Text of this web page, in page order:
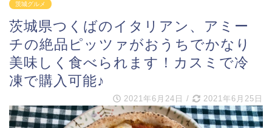
茨城グルメ
茨城県つくばのイタリアン、アミー
チの絶品ピッツァがおうちでかなり
美味しく食べられます！カスミで冷
凍で購入可能♪
2021年6月24日 / 2021年6月25日